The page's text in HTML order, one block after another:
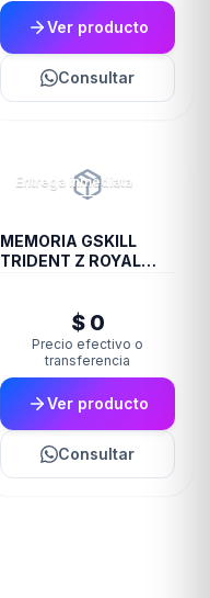
Ver producto
Consultar
Entrega inmediata
MEMORIA GSKILL
TRIDENT Z ROYAL
$ 0
Precio efectivo o
transferencia
Ver producto
Consultar